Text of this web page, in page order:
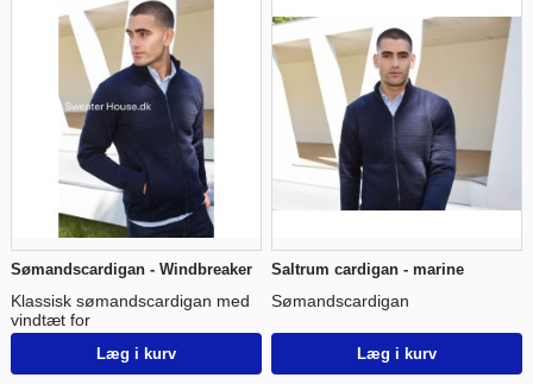
Sømandscardigan - Windbreaker
Klassisk sømandscardigan med
vindtæt for
Læg i kurv
Saltrum cardigan - marine
Sømandscardigan
Læg i kurv